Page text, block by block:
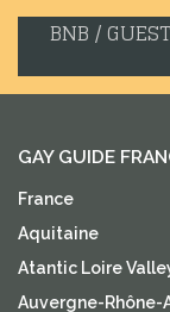
BNB /
GAY GUIDE
France
Aquitaine
Atantic Loire
Auvergne-Rhône-